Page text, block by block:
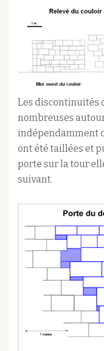
Les discontinuités
nombreuses
indépendamment
ont été taillées et
porte sur la tour
suivant.